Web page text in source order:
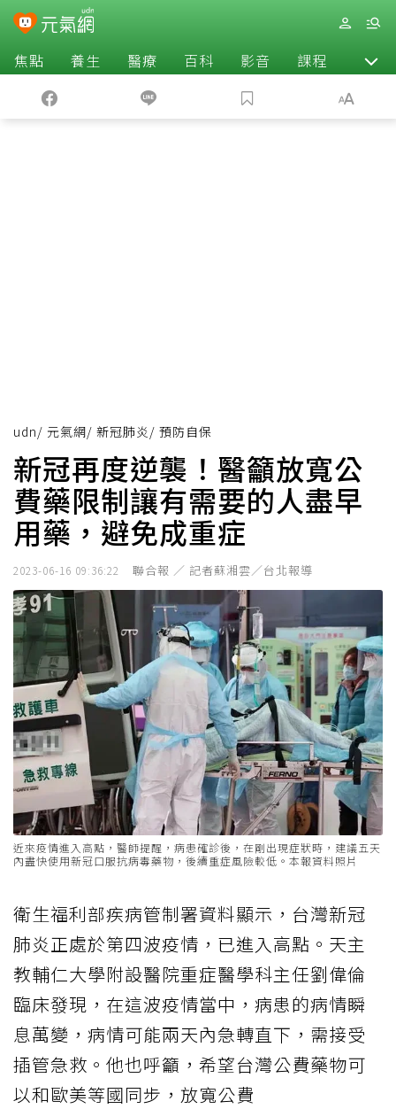
焦點 養生 醫療 百科 影音 課程 退休
udn/ 元氣網/ 新冠肺炎 / 預防自保
新冠再度逆襲！醫籲放寬公
費藥限制讓有需要的人盡早
用藥，避免成重症
2023-06-16 09:36:22 聯合報 ／ 記者蘇湘雲／台北報導
近來疫情進入高點，醫師提醒，病患確診後，在剛出現症狀時，建議五天
內盡快使用新冠口服抗病毒藥物，後續重症風險較低。本報資料照片
衛生福利部疾病管制署資料顯示，台灣新冠
肺炎正處於第四波疫情，已進入高點。天主
教輔仁大學附設醫院重症醫學科主任劉偉倫
臨床發現，在這波疫情當中，病患的病情瞬
息萬變，病情可能兩天內急轉直下，需接受
插管急救。他也呼籲，希望台灣公費藥物可
以和歐美等國同步，放寬公費